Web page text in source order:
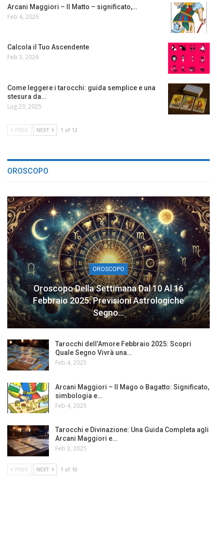
Arcani Maggiori – Il Matto – significato,…
Feb 4, 2026
Calcola il Tuo Ascendente
Feb 3, 2026
Come leggere i tarocchi: guida semplice e una
stesura da…
Lug 23, 2025
PREV NEXT 1 of 12
OROSCOPO
OROSCOPO
Oroscopo Della Settimana Dal 10 Al 16
Febbraio 2025: Previsioni Astrologiche
Segno…
Tarocchi dell’Amore Febbraio 2025: Scopri
Quale Segno Vivrà una…
Feb 4, 2025
Arcani Maggiori – Il Mago o Bagatto: Significato,
simbologia e…
Feb 4, 2025
Tarocchi e Divinazione: Una Guida Completa agli
Arcani Maggiori e…
Feb 3, 2025
PREV NEXT 1 of 10